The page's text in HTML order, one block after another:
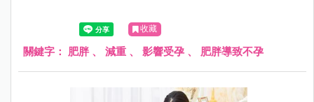
收藏
關鍵字： 肥胖、 減重 、 影響受孕 、 肥胖導致不孕